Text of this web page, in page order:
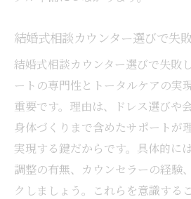
結婚式相談カウンター選びで失
結婚式相談カウンター選びで失敗
ートの専門性とトータルケアの実
重要です。理由は、ドレス選びや
身体づくりまで含めたサポートが
実現する鍵だからです。具体的に
調整の有無、カウンセラーの経験
クしましょう。これらを意識する